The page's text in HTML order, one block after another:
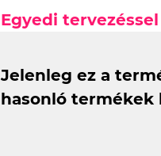
Egyedi tervezéssel
Jelenleg ez a
hasonló termékek